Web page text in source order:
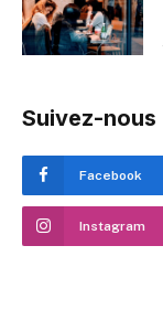
Suivez-nous
Facebook
Instagram